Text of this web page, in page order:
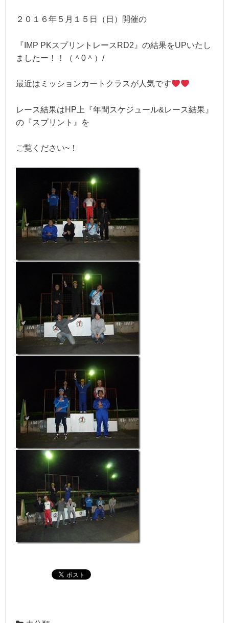
２０１６年５月１５日（日）開催の
『IMP PKスプリントレースRD2』の結果をUPいたし
ましたー！！（＾0＾）/
最近はミッションカートクラスが人気です
レース結果はHP上『年間スケジュール&レース結果』
の『スプリント』を
ご覧ください~！